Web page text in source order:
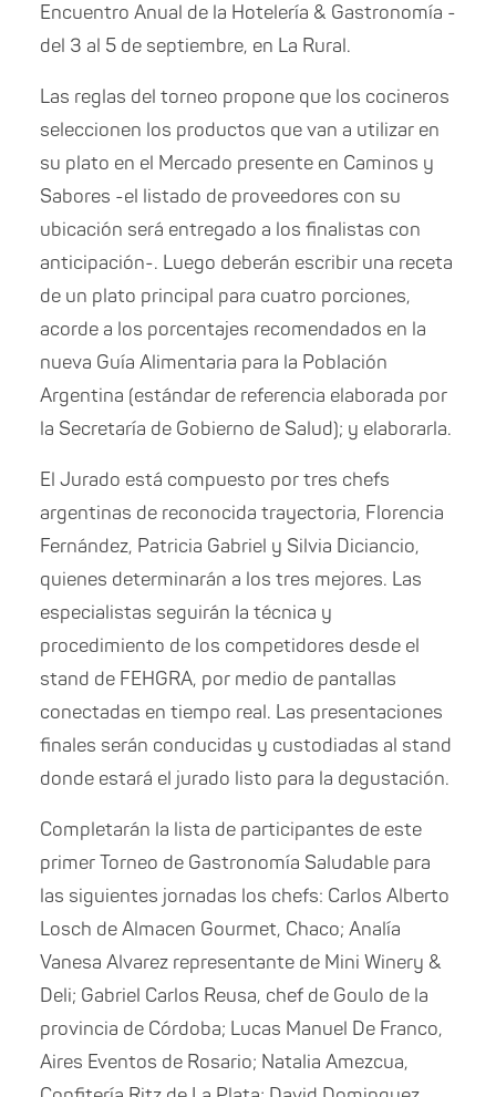
Encuentro Anual de la Hotelería & Gastronomía -
del 3 al 5 de septiembre, en La Rural.
Las reglas del torneo propone que los cocineros
seleccionen los productos que van a utilizar en
su plato en el Mercado presente en Caminos y
Sabores -el listado de proveedores con su
ubicación será entregado a los finalistas con
anticipación-. Luego deberán escribir una receta
de un plato principal para cuatro porciones,
acorde a los porcentajes recomendados en la
nueva Guía Alimentaria para la Población
Argentina (estándar de referencia elaborada por
la Secretaría de Gobierno de Salud); y elaborarla.
El Jurado está compuesto por tres chefs
argentinas de reconocida trayectoria, Florencia
Fernández, Patricia Gabriel y Silvia Diciancio,
quienes determinarán a los tres mejores. Las
especialistas seguirán la técnica y
procedimiento de los competidores desde el
stand de FEHGRA, por medio de pantallas
conectadas en tiempo real. Las presentaciones
finales serán conducidas y custodiadas al stand
donde estará el jurado listo para la degustación.
Completarán la lista de participantes de este
primer Torneo de Gastronomía Saludable para
las siguientes jornadas los chefs: Carlos Alberto
Losch de Almacen Gourmet, Chaco; Analía
Vanesa Alvarez representante de Mini Winery &
Deli; Gabriel Carlos Reusa, chef de Goulo de la
provincia de Córdoba; Lucas Manuel De Franco,
Aires Eventos de Rosario; Natalia Amezcua,